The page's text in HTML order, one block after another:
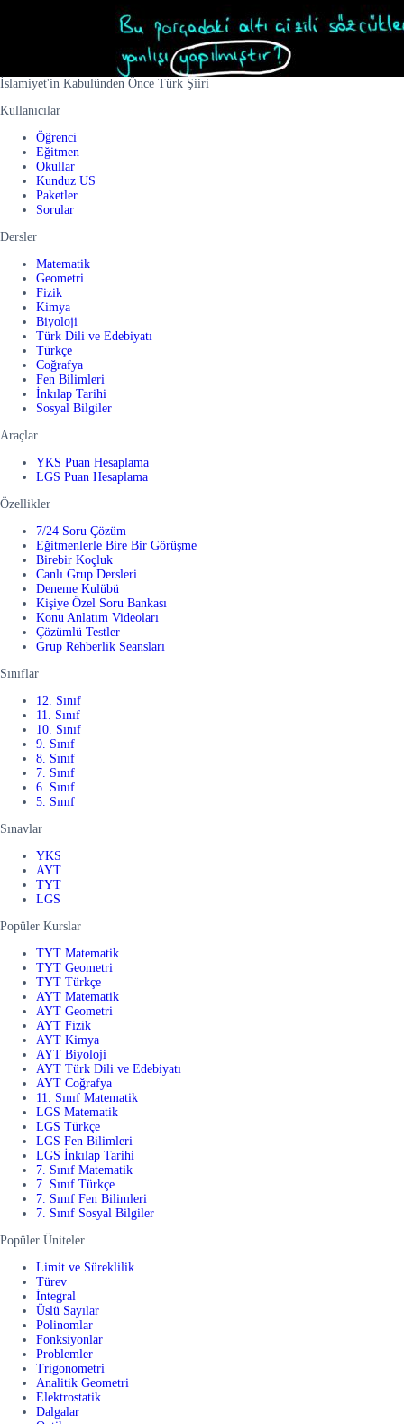
İslamiyet'in Kabulünden Önce Türk Şiiri
Kullanıcılar
Öğrenci
Eğitmen
Okullar
Kunduz US
Paketler
Sorular
Dersler
Matematik
Geometri
Fizik
Kimya
Biyoloji
Türk Dili ve Edebiyatı
Türkçe
Coğrafya
Fen Bilimleri
İnkılap Tarihi
Sosyal Bilgiler
Araçlar
YKS Puan Hesaplama
LGS Puan Hesaplama
Özellikler
7/24 Soru Çözüm
Eğitmenlerle Bire Bir Görüşme
Birebir Koçluk
Canlı Grup Dersleri
Deneme Kulübü
Kişiye Özel Soru Bankası
Konu Anlatım Videoları
Çözümlü Testler
Grup Rehberlik Seansları
Sınıflar
12. Sınıf
11. Sınıf
10. Sınıf
9. Sınıf
8. Sınıf
7. Sınıf
6. Sınıf
5. Sınıf
Sınavlar
YKS
AYT
TYT
LGS
Popüler Kurslar
TYT Matematik
TYT Geometri
TYT Türkçe
AYT Matematik
AYT Geometri
AYT Fizik
AYT Kimya
AYT Biyoloji
AYT Türk Dili ve Edebiyatı
AYT Coğrafya
11. Sınıf Matematik
LGS Matematik
LGS Türkçe
LGS Fen Bilimleri
LGS İnkılap Tarihi
7. Sınıf Matematik
7. Sınıf Türkçe
7. Sınıf Fen Bilimleri
7. Sınıf Sosyal Bilgiler
Popüler Üniteler
Limit ve Süreklilik
Türev
İntegral
Üslü Sayılar
Polinomlar
Fonksiyonlar
Problemler
Trigonometri
Analitik Geometri
Elektrostatik
Dalgalar